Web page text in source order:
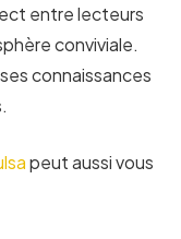
entre lecteurs
conviviale.
connaissances
peut aussi vous